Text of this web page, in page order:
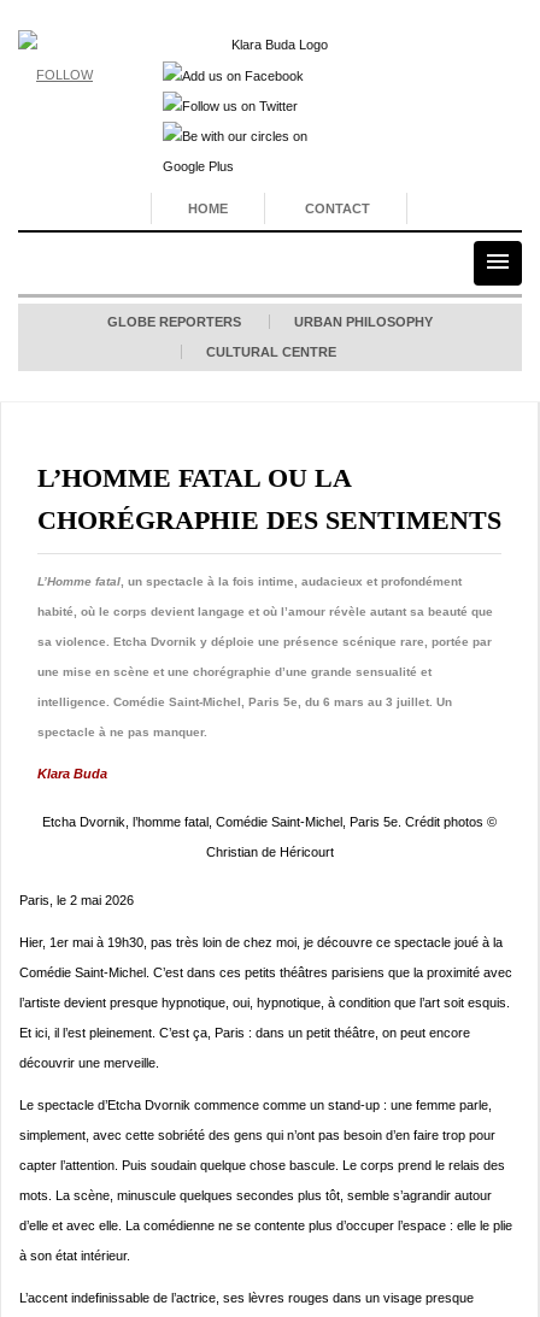
FOLLOW
HOME CONTACT
GLOBE REPORTERS URBAN PHILOSOPHY
CULTURAL CENTRE
L’HOMME FATAL OU LA
CHORÉGRAPHIE DES SENTIMENTS
L’Homme fatal , un spectacle à la fois intime, audacieux et profondément
habité, où le corps devient langage et où l’amour révèle autant sa beauté que
sa violence. Etcha Dvornik y déploie une présence scénique rare, portée par
une mise en scène et une chorégraphie d’une grande sensualité et
intelligence. Comédie Saint-Michel, Paris 5e, du 6 mars au 3 juillet. Un
spectacle à ne pas manquer.
Klara Buda
Etcha Dvornik, l’homme fatal, Comédie Saint-Michel, Paris 5e. Crédit photos ©
Christian de Héricourt
Paris, le 2 mai 2026
Hier, 1er mai à 19h30, pas très loin de chez moi, je découvre ce spectacle joué à la
Comédie Saint-Michel. C’est dans ces petits théâtres parisiens que la proximité avec
l’artiste devient presque hypnotique, oui, hypnotique, à condition que l’art soit esquis.
Et ici, il l’est pleinement. C’est ça, Paris : dans un petit théâtre, on peut encore
découvrir une merveille.
Le spectacle d’Etcha Dvornik commence comme un stand-up : une femme parle,
simplement, avec cette sobriété des gens qui n’ont pas besoin d’en faire trop pour
capter l’attention. Puis soudain quelque chose bascule. Le corps prend le relais des
mots. La scène, minuscule quelques secondes plus tôt, semble s’agrandir autour
d’elle et avec elle. La comédienne ne se contente plus d’occuper l’espace : elle le plie
à son état intérieur.
L’accent indefinissable de l’actrice, ses lèvres rouges dans un visage presque